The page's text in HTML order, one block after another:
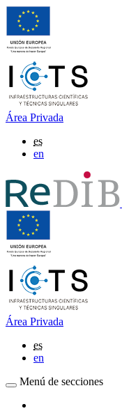
Área Privada
es
en
Área Privada
es
en
Menú de secciones